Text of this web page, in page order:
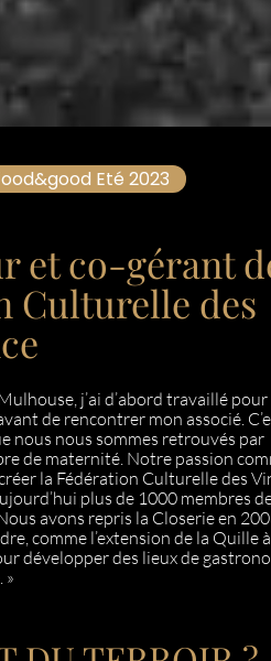
Eté 2023
et co-gérant
Culturelle des
j’ai d’abord travaillé
de rencontrer mon associé.
nous nous sommes retrouvés par
de maternité. Notre passion
la Fédération Culturelle des
plus de 1000 membres
avons repris la Closerie en
comme l’extension de la Quille à
développer des lieux de
»